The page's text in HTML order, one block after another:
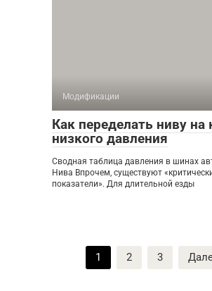
Модификации
Как переделать ниву на
низкого давления
Сводная таблица давления в шинах
Нива Впрочем, существуют
показатели». Для длительной езды
1 2 3